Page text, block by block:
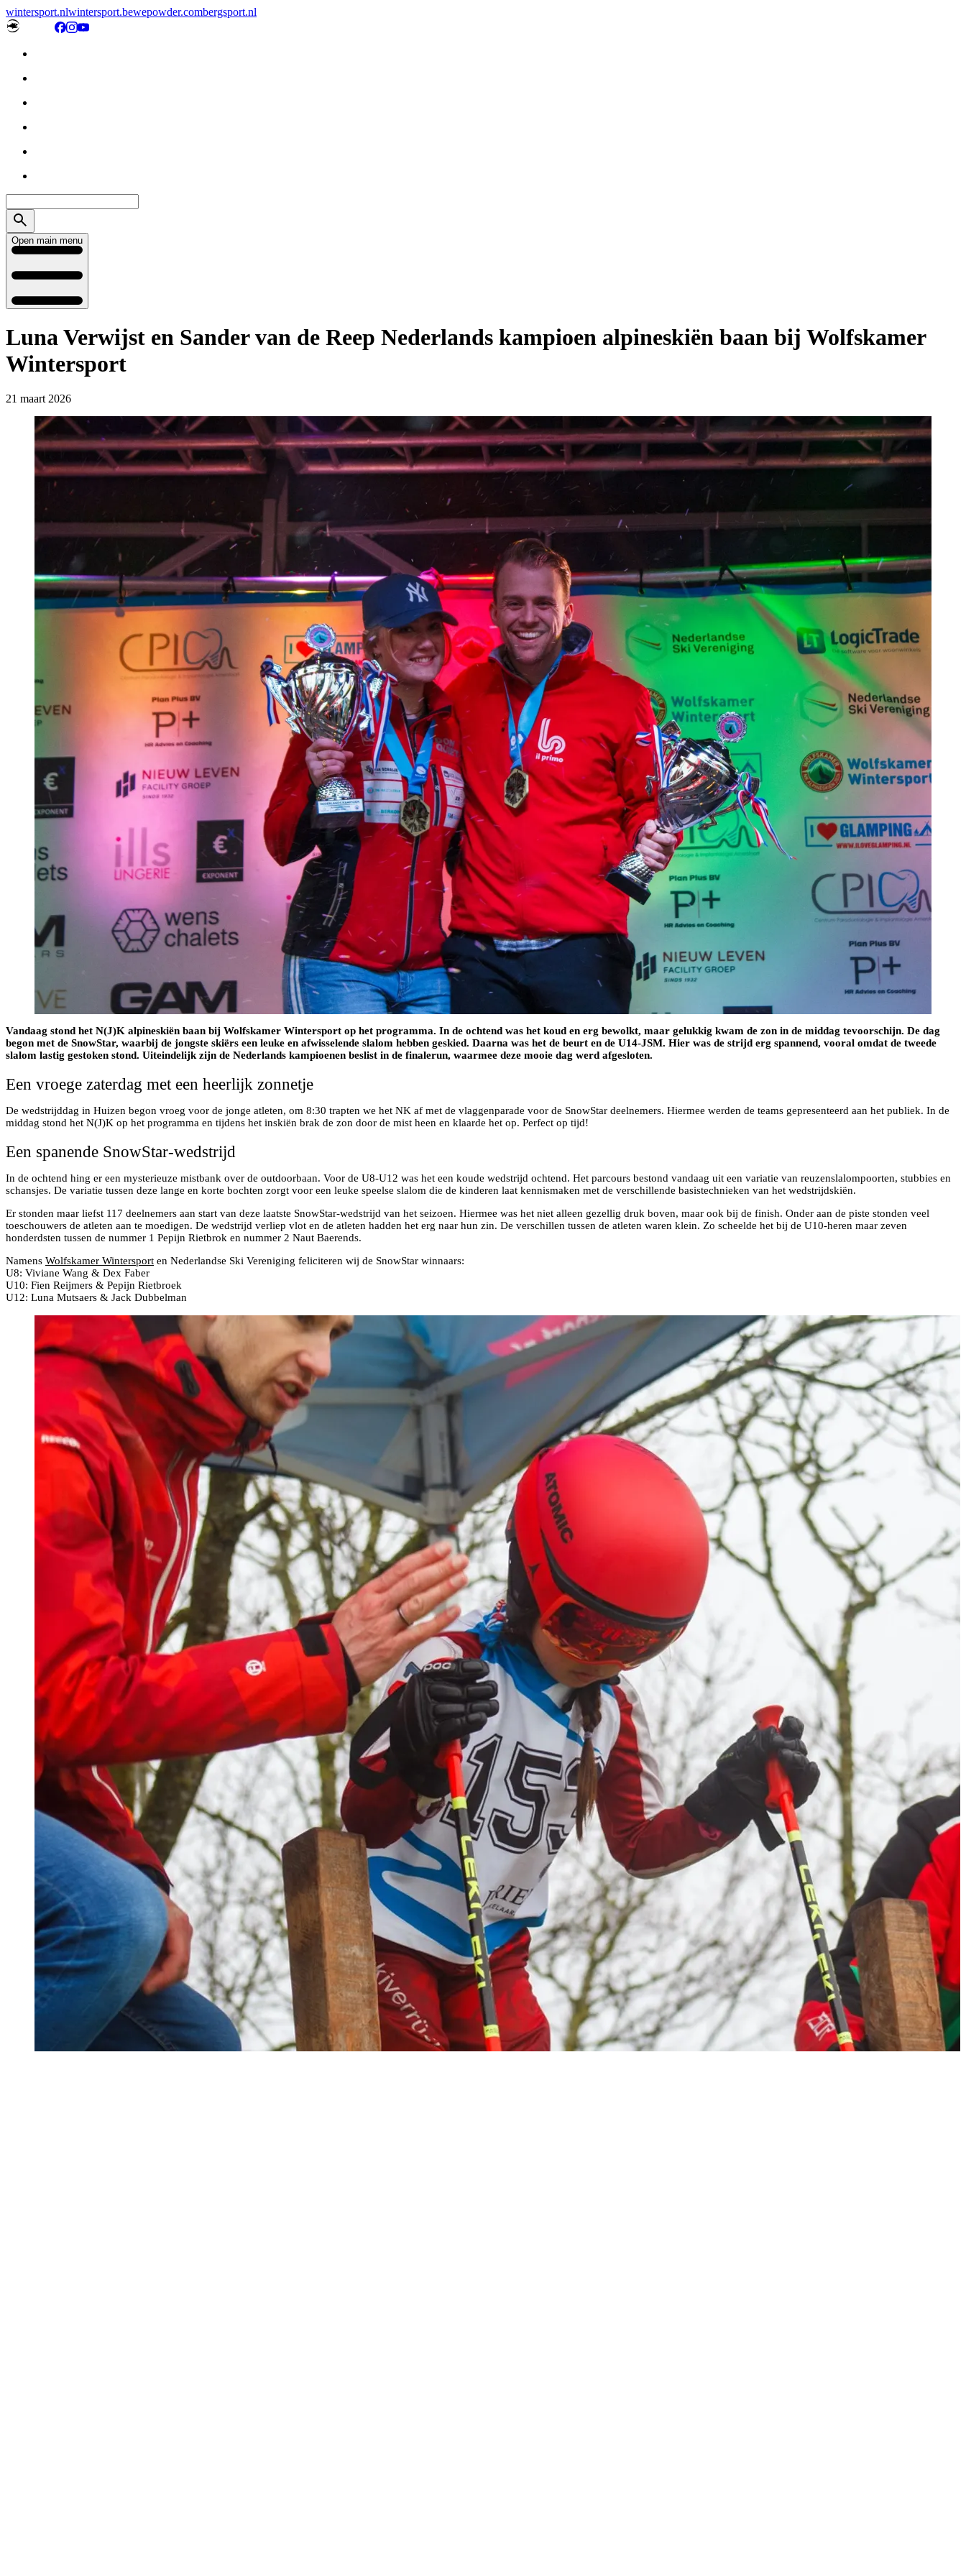
wintersport.nlwintersport.bewepowder.combergsport.nl
Open main menu
Luna Verwijst en Sander van de Reep Nederlands kampioen alpineskiën baan bij Wolfskamer
Wintersport
21 maart 2026
Vandaag stond het N(J)K alpineskiën baan bij Wolfskamer Wintersport op het programma. In de ochtend was het koud en erg bewolkt, maar gelukkig kwam de zon in de middag tevoorschijn. De dag
begon met de SnowStar, waarbij de jongste skiërs een leuke en afwisselende slalom hebben geskied. Daarna was het de beurt en de U14-JSM. Hier was de strijd erg spannend, vooral omdat de tweede
slalom lastig gestoken stond. Uiteindelijk zijn de Nederlands kampioenen beslist in de finalerun, waarmee deze mooie dag werd afgesloten.
Een vroege zaterdag met een heerlijk zonnetje
De wedstrijddag in Huizen begon vroeg voor de jonge atleten, om 8:30 trapten we het NK af met de vlaggenparade voor de SnowStar deelnemers. Hiermee werden de teams gepresenteerd aan het publiek. In de
middag stond het N(J)K op het programma en tijdens het inskiën brak de zon door de mist heen en klaarde het op. Perfect op tijd!
Een spanende SnowStar-wedstrijd
In de ochtend hing er een mysterieuze mistbank over de outdoorbaan. Voor de U8-U12 was het een koude wedstrijd ochtend. Het parcours bestond vandaag uit een variatie van reuzenslalompoorten, stubbies en
schansjes. De variatie tussen deze lange en korte bochten zorgt voor een leuke speelse slalom die de kinderen laat kennismaken met de verschillende basistechnieken van het wedstrijdskiën.
Er stonden maar liefst 117 deelnemers aan start van deze laatste SnowStar-wedstrijd van het seizoen. Hiermee was het niet alleen gezellig druk boven, maar ook bij de finish. Onder aan de piste stonden veel
toeschouwers de atleten aan te moedigen. De wedstrijd verliep vlot en de atleten hadden het erg naar hun zin. De verschillen tussen de atleten waren klein. Zo scheelde het bij de U10-heren maar zeven
honderdsten tussen de nummer 1 Pepijn Rietbrok en nummer 2 Naut Baerends.
Namens Wolfskamer Wintersport en Nederlandse Ski Vereniging feliciteren wij de SnowStar winnaars:
U8: Viviane Wang & Dex Faber
U10: Fien Reijmers & Pepijn Rietbroek
U12: Luna Mutsaers & Jack Dubbelman